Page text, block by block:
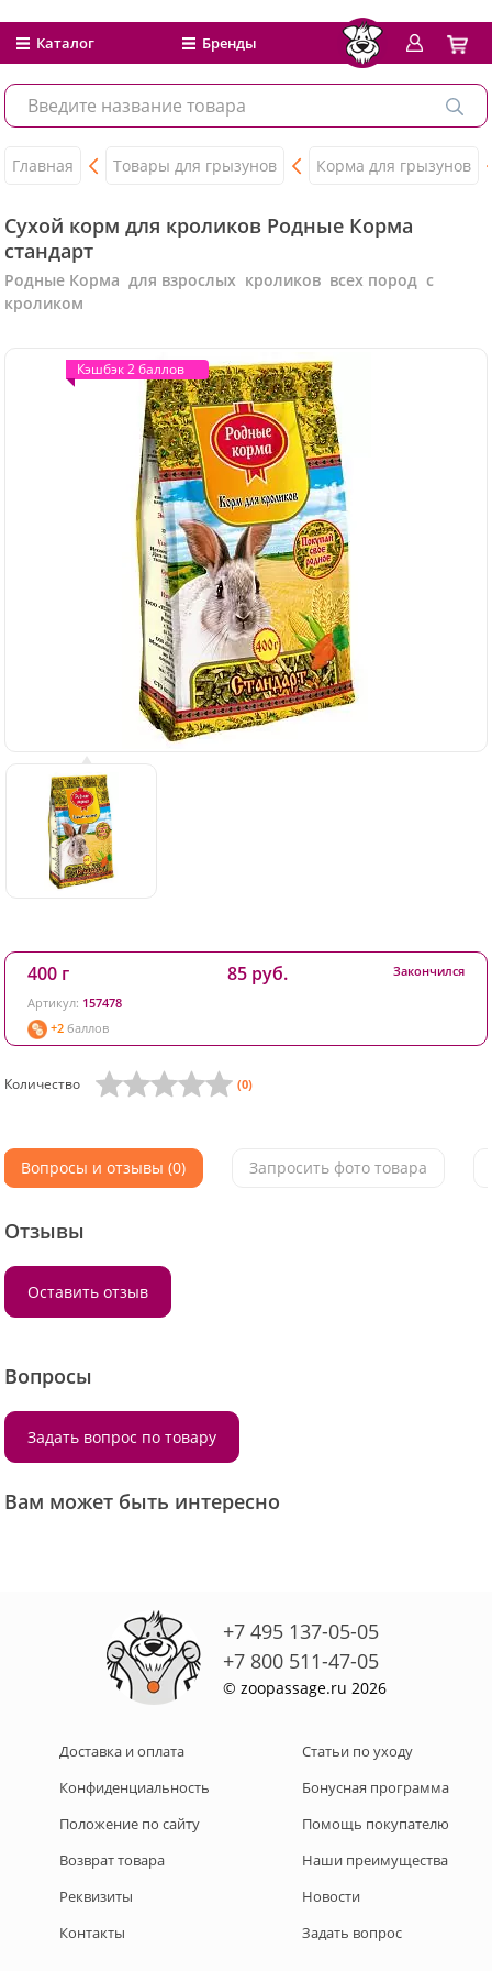
Каталог Бренды
Главная Товары для грызунов Корма для грызунов
Сухой корм для кроликов Родные Корма
стандарт
Родные Корма для взрослых кроликов всех пород с
кроликом
Кэшбэк 2 баллов
400 г
Артикул: 157478
+2 баллов
85 руб. Закончился
Количество (0)
Вопросы и отзывы (0) Запросить фото товара
Отзывы
Оставить отзыв
Вопросы
Задать вопрос по товару
Вам может быть интересно
+7 495 137-05-05
+7 800 511-47-05
© zoopassage.ru 2026
Доставка и оплата
Конфиденциальность
Положение по сайту
Возврат товара
Реквизиты
Контакты
Статьи по уходу
Бонусная программа
Помощь покупателю
Наши преимущества
Новости
Задать вопрос